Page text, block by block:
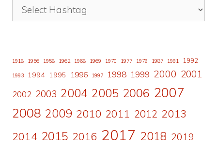
1918 1956 1958 1962 1968 1969 1970 1977 1979 1987 1991 1992
1993 1994 1995 1996 1997 1998 1999 2000 2001
2002 2003 2004 2005 2006 2007
2008 2009 2010 2011 2012 2013
2014 2015 2016 2017 2018 2019